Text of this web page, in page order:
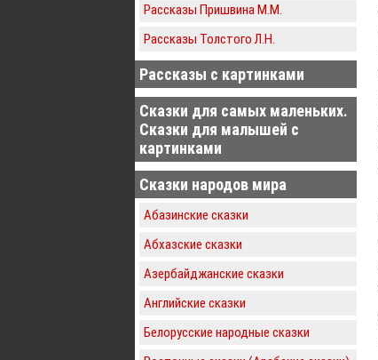
Рассказы Пришвина М.М.
Рассказы Толстого Л.Н.
Рассказы с картинками
Сказки для самых маленьких.
Сказки для малышей с
картинками
Сказки народов мира
Абазинские сказки
Абхазские сказки
Азербайджанские сказки
Английские сказки
Белорусские народные сказки